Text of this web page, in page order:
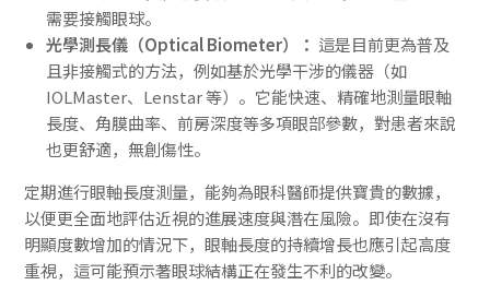
需要接觸眼球。
光學測長儀（Optical Biometer）： 這是目前更為普及
且非接觸式的方法，例如基於光學干涉的儀器（如
IOLMaster、Lenstar 等）。它能快速、精確地測量眼軸
長度、角膜曲率、前房深度等多項眼部參數，對患者來說
也更舒適，無創傷性。
定期進行眼軸長度測量，能夠為眼科醫師提供寶貴的數據，
以便更全面地評估近視的進展速度與潛在風險。即使在沒有
明顯度數增加的情況下，眼軸長度的持續增長也應引起高度
重視，這可能預示著眼球結構正在發生不利的改變。